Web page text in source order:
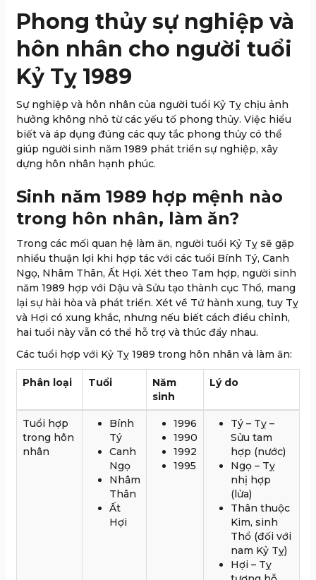
Phong thủy sự nghiệp và
hôn nhân cho người tuổi
Kỷ Tỵ 1989
Sự nghiệp và hôn nhân của người tuổi Kỷ Tỵ chịu ảnh
hưởng không nhỏ từ các yếu tố phong thủy. Việc hiểu
biết và áp dụng đúng các quy tắc phong thủy có thể
giúp người sinh năm 1989 phát triển sự nghiệp, xây
dựng hôn nhân hạnh phúc.
Sinh năm 1989 hợp mệnh nào
trong hôn nhân, làm ăn?
Trong các mối quan hệ làm ăn, người tuổi Kỷ Tỵ sẽ gặp
nhiều thuận lợi khi hợp tác với các tuổi Bính Tý, Canh
Ngọ, Nhâm Thân, Ất Hợi. Xét theo Tam hợp, người sinh
năm 1989 hợp với Dậu và Sửu tạo thành cục Thổ, mang
lại sự hài hòa và phát triển. Xét về Tứ hành xung, tuy Tỵ
và Hợi có xung khắc, nhưng nếu biết cách điều chỉnh,
hai tuổi này vẫn có thể hỗ trợ và thúc đẩy nhau.
Các tuổi hợp với Kỷ Tỵ 1989 trong hôn nhân và làm ăn:
Phân loại Tuổi
Năm
sinh
Lý do
Tuổi hợp
trong hôn
nhân
Bính
Tý
Canh
Ngọ
Nhâm
Thân
Ất
Hợi
1996
1990
1992
1995
Tý – Tỵ –
Sửu tam
hợp (nước)
Ngọ – Tỵ
nhị hợp
(lửa)
Thân thuộc
Kim, sinh
Thổ (đối với
nam Kỷ Tỵ)
Hợi – Tỵ